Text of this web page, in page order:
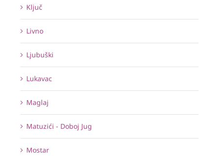
Ključ
Livno
Ljubuški
Lukavac
Maglaj
Matuzići - Doboj Jug
Mostar